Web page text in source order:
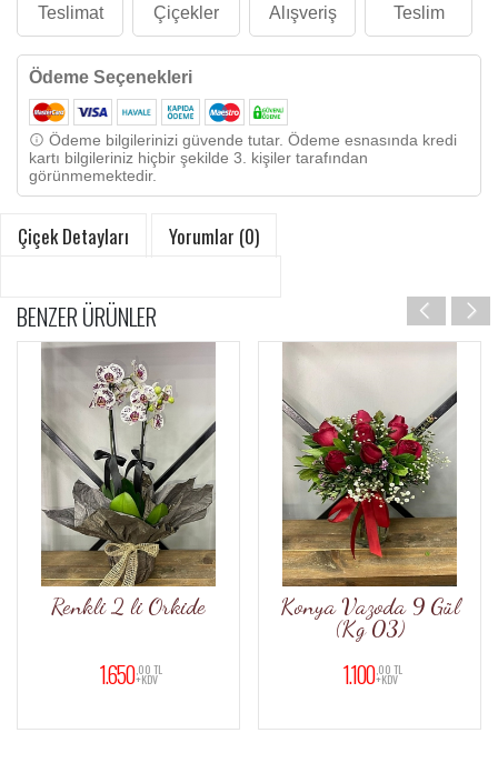
Teslimat
Çiçekler
Alışveriş
Teslim
Ödeme Seçenekleri
Ödeme bilgilerinizi güvende tutar. Ödeme esnasında kredi
kartı bilgileriniz hiçbir şekilde 3. kişiler tarafından
görünmemektedir.
Çiçek Detayları Yorumlar (0)
BENZER ÜRÜNLER
Renkli 2 li Orkide
1.650,00 TL
+KDV
Konya Vazoda 9 Gül
(Kg 03)
,00 TL
+KDV